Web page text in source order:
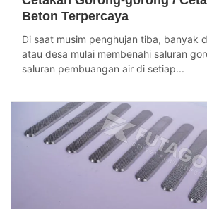
Beton Terpercaya
Di saat musim penghujan tiba, banyak
atau desa mulai membenahi saluran
saluran pembuangan air di setiap...